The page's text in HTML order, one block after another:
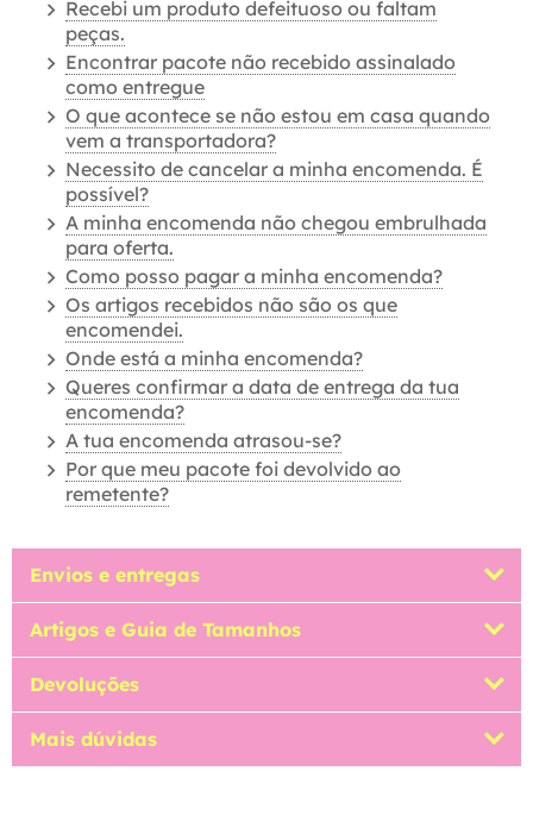
Recebi um produto defeituoso ou faltam
peças.
Encontrar pacote não recebido assinalado
como entregue
O que acontece se não estou em casa quando
vem a transportadora?
Necessito de cancelar a minha encomenda. É
possível?
A minha encomenda não chegou embrulhada
para oferta.
Como posso pagar a minha encomenda?
Os artigos recebidos não são os que
encomendei.
Onde está a minha encomenda?
Queres confirmar a data de entrega da tua
encomenda?
A tua encomenda atrasou-se?
Por que meu pacote foi devolvido ao
remetente?
Envios e entregas
Artigos e Guia de Tamanhos
Devoluções
Mais dúvidas